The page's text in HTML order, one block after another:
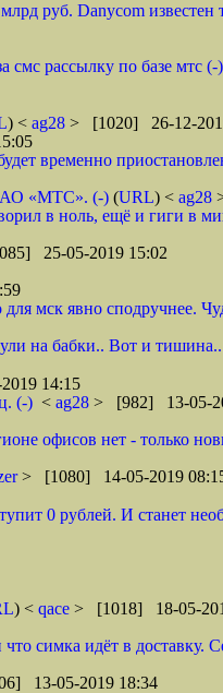
руб. Danycom известен
смс рассылку по базе мтс (-)
) < ag28 > [1020] 26-12-
временно
ПАО «МТС». (-) (URL) < ag28
в ноль, ещё и гиги в
25-05-2019 15:02
мск явно сподручнее.
на бабки.. Вот и тишина..
14:15
(-) < ag28 > [982] 13-05-
офисов нет - только
> [1080] 14-05-2019
0 рублей. И станет
) < qace > [1018] 18-05-
симка идёт в доставку.
13-05-2019 18:34